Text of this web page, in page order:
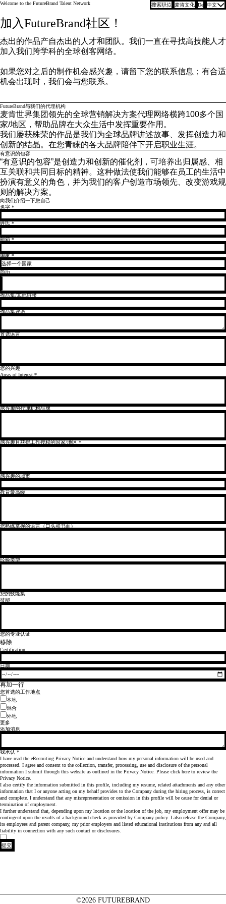
搜索职位 麦肯文化 De 中文
Welcome to the FutureBrand Talent Network
加入FutureBrand社区！
杰出的作品产自杰出的人才和团队。我们一直在寻找高技能人才
加入我们跨学科的全球创客网络。
如果您对之后的制作机会感兴趣，请留下您的联系信息；有合适
机会出现时，我们会与您联系。
FutureBrand与我们的代理机构
麦肯世界集团领先的全球营销解决方案代理网络横跨100多个国
家/地区，帮助品牌在大众生活中发挥重要作用。
我们屡获殊荣的作品是我们为全球品牌讲述故事、发挥创造力和
创新的结晶。在您青睐的各大品牌陪伴下开启职业生涯。
有意识的包容
“有意识的包容”是创造力和创新的催化剂，可培养出归属感、相
互关联和共同目标的精神。这种做法使我们能够在员工的生活中
扮演有意义的角色，并为我们的客户创造市场领先、改变游戏规
则的解决方案。
向我们介绍一下您自己
名字 *
姓氏*
邮箱*
国家*
简历
作品集/其他链接
作品集评语
首选语言
您的兴趣
Areas of Interest *
感兴趣的代理机构品牌
感兴趣且获得工作授权的国家/地区*
感兴趣的城市
教育最高级
您熟练掌握的语言（口头和书面）
经验类型
您的技能集
技能
您的专业认证
移除
Certification
日期
再加一行
您首选的工作地点
本地
混合
外地
更多
添加消息
我承认*
I have read the eRecruiting Privacy Notice and understand how my personal information will be used and
processed. I agree and consent to the collection, transfer, processing, use and disclosure of the personal
information I submit through this website as outlined in the Privacy Notice. Please click here to review the
Privacy Notice.
I also certify the information submitted in this profile, including my resume, related attachments and any other
information that I or anyone acting on my behalf provides to the Company during the hiring process, is correct
and complete. I understand that any misrepresentation or omission in this profile will be cause for denial or
termination of employment.
I further understand that, depending upon my location or the location of the job, my employment offer may be
contingent upon the results of a background check as provided by Company policy. I also release the Company,
its employees and parent company, my prior employers and listed educational institutions from any and all
liability in connection with any such contact or disclosures.
提交
©2026 FUTUREBRAND